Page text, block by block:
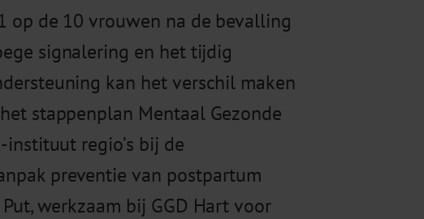
op de 10 vrouwen na de bevalling
signalering en het tijdig
kan het verschil maken
stappenplan Mentaal Gezonde
regio’s bij de
preventie van postpartum
werkzaam bij GGD Hart voor